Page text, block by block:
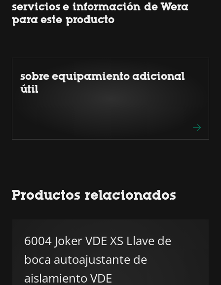
servicios e información de Wera
para este producto
sobre equipamiento adicional
útil
Productos relacionados
6004 Joker VDE XS Llave de
boca autoajustante de
aislamiento VDE